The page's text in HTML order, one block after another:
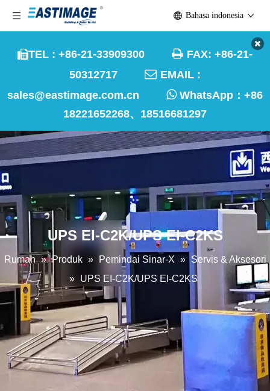
TEL : +86-21-33909300  FAX: +86-21-
50312717  EMAIL :
sales@eastimage.com.cn
WhatsApp： +86
18221652268、18516681297
Bahasa indonesia
UPS EI-C2K/UPS EI-C2KS
Rumah » Produk » Pemindai Sinar-X » Servis & Aksesori
» UPS EI-C2K/UPS EI-C2KS